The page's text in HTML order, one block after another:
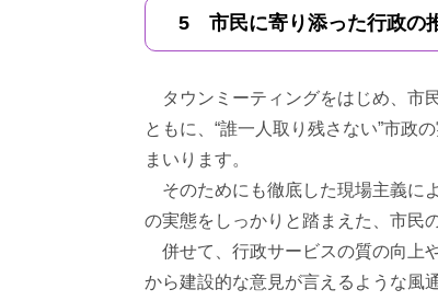
5 市民に寄り添った行政の
タウンミーティングをはじめ、市
ともに、“誰一人取り残さない”市政
まいります。
そのためにも徹底した現場主義に
の実態をしっかりと踏まえた、市民
併せて、行政サービスの質の向上
から建設的な意見が言えるような風